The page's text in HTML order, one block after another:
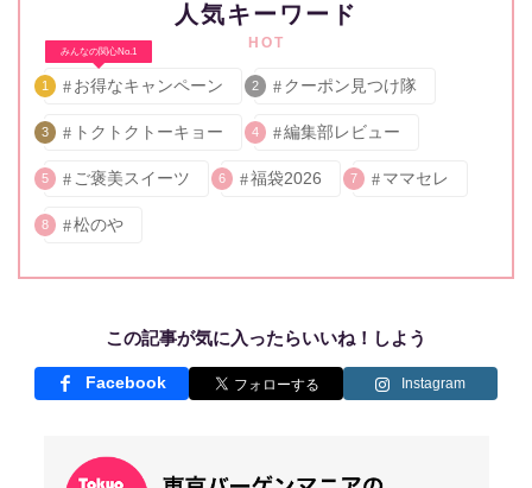
人気キーワード
HOT
みんなの関心No.1
1 お得なキャンペーン 2 クーポン見つけ隊
3 トクトクトーキョー 4 編集部レビュー
5 ご褒美スイーツ 6 福袋2026 7 ママセレ
8 松のや
この記事が気に入ったらいいね！しよう
Facebook Instagram